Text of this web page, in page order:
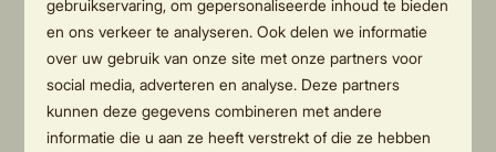
Bekijken
gebruikservaring, om gepersonaliseerde inhoud te bieden
en ons verkeer te analyseren. Ook delen we informatie
over uw gebruik van onze site met onze partners voor
social media, adverteren en analyse. Deze partners
kunnen deze gegevens combineren met andere
informatie die u aan ze heeft verstrekt of die ze hebben